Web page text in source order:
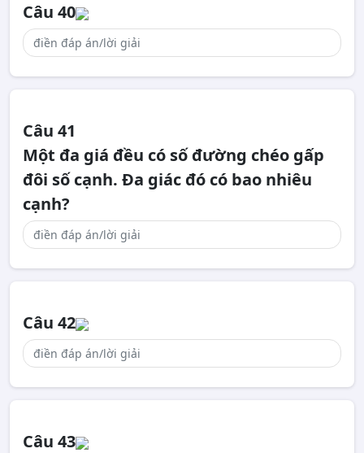
Câu 40
Câu 41
Một đa giá đều có số đường chéo gấp
đôi số cạnh. Đa giác đó có bao nhiêu
cạnh?
Câu 42
Câu 43